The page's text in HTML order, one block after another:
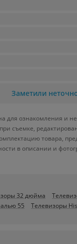
Заметили
для ознакомления и
съемке,
товара,
в описании и
32 дюйма
55 Телевизоры